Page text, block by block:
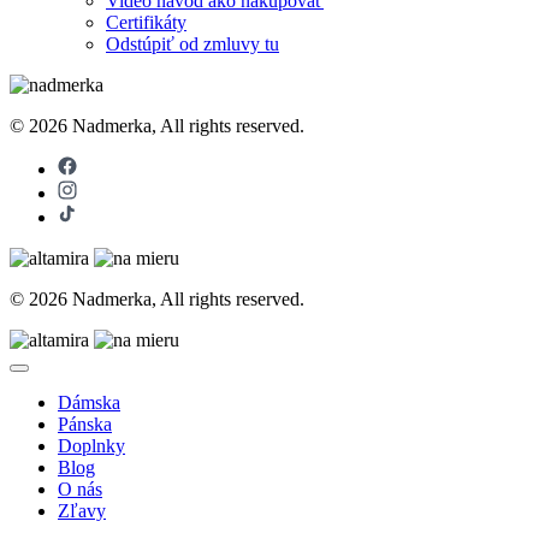
Certifikáty
Odstúpiť od zmluvy tu
© 2026 Nadmerka, All rights reserved.
© 2026 Nadmerka, All rights reserved.
Dámska
Pánska
Doplnky
Blog
O nás
Zľavy